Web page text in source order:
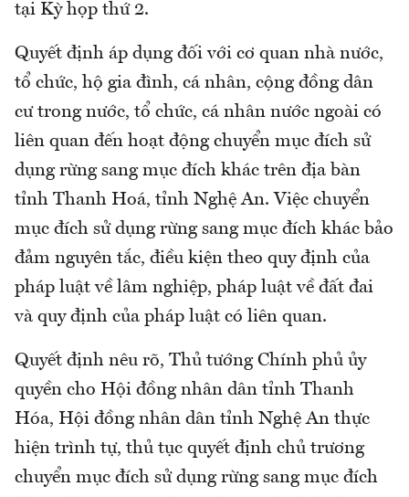
tại Kỳ họp thứ 2.
Quyết định áp dụng đối với cơ quan nhà nước,
tổ chức, hộ gia đình, cá nhân, cộng đồng dân
cư trong nước, tổ chức, cá nhân nước ngoài có
liên quan đến hoạt động chuyển mục đích sử
dụng rừng sang mục đích khác trên địa bàn
tỉnh Thanh Hoá, tỉnh Nghệ An. Việc chuyển
mục đích sử dụng rừng sang mục đích khác bảo
đảm nguyên tắc, điều kiện theo quy định của
pháp luật về lâm nghiệp, pháp luật về đất đai
và quy định của pháp luật có liên quan.
Quyết định nêu rõ, Thủ tướng Chính phủ ủy
quyền cho Hội đồng nhân dân tỉnh Thanh
Hóa, Hội đồng nhân dân tỉnh Nghệ An thực
hiện trình tự, thủ tục quyết định chủ trương
chuyển mục đích sử dụng rừng sang mục đích